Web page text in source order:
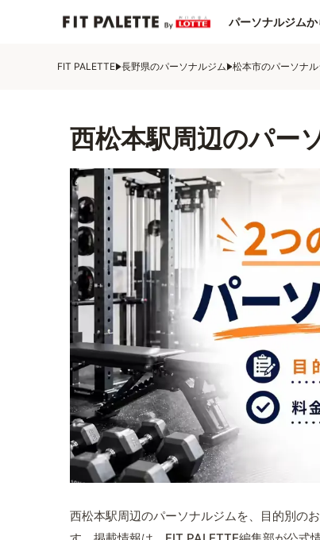
パーソナルジム
FIT PALETTE 長野県のパーソナルジム 松本市のパーソナル
西松本駅周辺のパー
西松本駅周辺のパーソナルジムを、目的別の